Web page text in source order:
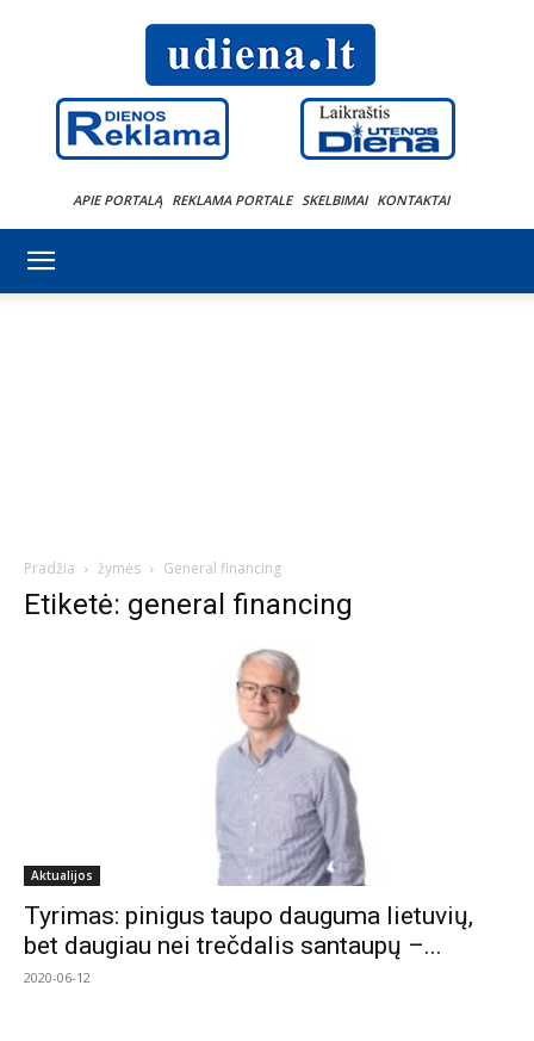
APIE PORTALĄ REKLAMA PORTALE SKELBIMAI KONTAKTAI
Pradžia žymės General financing
Etiketė: general financing
Aktualijos
Tyrimas: pinigus taupo dauguma lietuvių,
bet daugiau nei trečdalis santaupų –...
2020-06-12